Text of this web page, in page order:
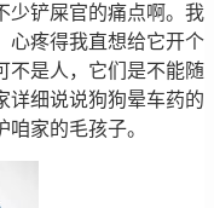
少铲屎官的痛点啊。我
心疼得我直想给它开个
不是人，它们是不能随
详细说说狗狗晕车药的
家的毛孩子。